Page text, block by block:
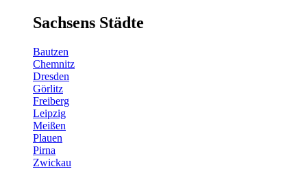
Sachsens Städte
Bautzen
Chemnitz
Dresden
Görlitz
Freiberg
Leipzig
Meißen
Plauen
Pirna
Zwickau